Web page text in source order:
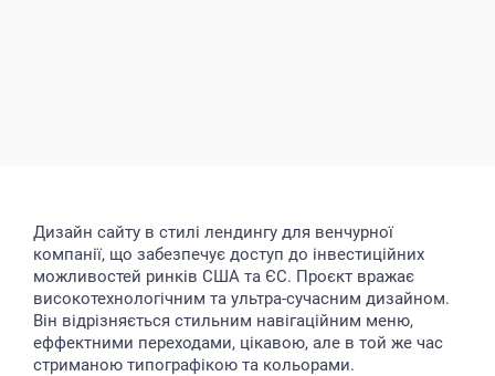
Дизайн сайту в стилі лендингу для венчурної
компанії, що забезпечує доступ до інвестиційних
можливостей ринків США та ЄС. Проєкт вражає
високотехнологічним та ультра-сучасним дизайном.
Він відрізняється стильним навігаційним меню,
еффектними переходами, цікавою, але в той же час
стриманою типографікою та кольорами.